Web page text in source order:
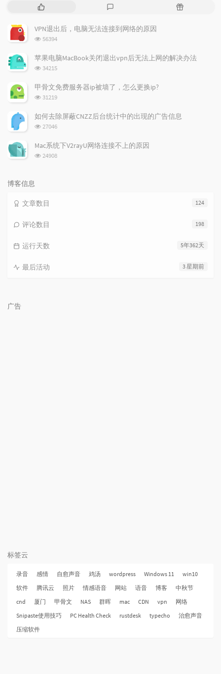
热
文
章
评
论
随
VPN退出后，电脑无法连接到网络的原因
浏
次
数:
56394
苹果电脑MacBook关闭退出vpn后无法上网的解决办法
浏
次
数:
34215
甲骨文免费服务器ip被墙了，怎么更换ip?
浏
次
数:
31219
如何去除屏蔽CNZZ后台统计中的出现的广告信息
浏
次
数:
27046
Mac系统下V2rayU网络连接不上的原因
浏
24908
博客信息
124
文章数目
198
评论数目
5年362天
运行天数
3 星期前
最后活动
广告
标签云
录音 感情 自愈声音 鸡汤 wordpress Windows 11
win10
软件
腾讯云 照片 情感语音 网站 语音 博客
中秋节
cnd
厦门 甲骨文 NAS 群晖 mac CDN vpn
网络
Snipaste使用技巧
PC Health Check rustdesk typecho
治愈声音
压缩软件